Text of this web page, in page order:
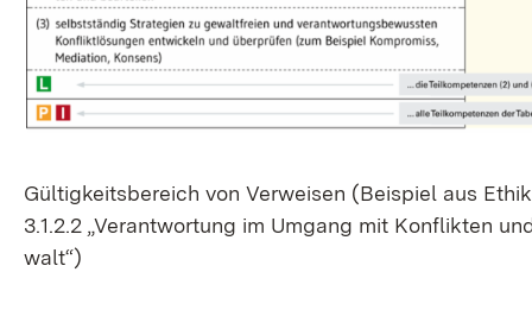
Gül­tig­keits­be­reich von Ver­wei­sen (Bei­spiel aus Ethik
3.1.2.2 „Ver­ant­wor­tung im Um­gang mit Kon­flik­ten
walt“)